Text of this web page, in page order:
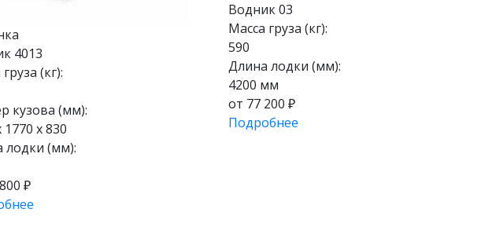
4013
(кг):
кузова (мм):
1770 х 830
лодки (мм):
₽
Водник 03
Масса груза (кг):
590
Длина лодки (мм):
4200 мм
от 77 200 ₽
Подробнее